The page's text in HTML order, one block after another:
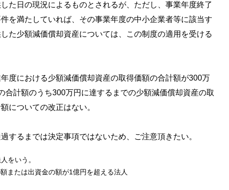
た日の現況によるものとされるが、ただし、事業年度終了
を満たしていれば、その事業年度の中小企業者等に該当す
た少額減価償却資産については、この制度の適用を受ける
度における少額減価償却資産の取得価額の合計額が300万
合計額のうち300万円に達するまでの少額減価償却資産の取
についての改正はない。
するまでは決定事項ではないため、ご注意頂きたい。
をいう。
または出資金の額が1億円を超える法人